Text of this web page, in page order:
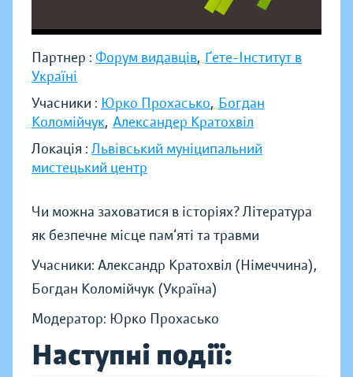
Партнер : Форум видавців, Ґете-Інститут в
Україні
Учасники : Юрко Прохасько, Богдан
Коломійчук, Александер Кратохвіл
Локація : Львівський муніципальний
мистецький центр
Чи можна заховатися в історіях? Література
як безпечне місце пам‘яті та травми
Учасники: Александр Кратохвіл (Німеччина),
Богдан Коломійчук (Україна)
Модератор: Юрко Прохасько
Наступні події: